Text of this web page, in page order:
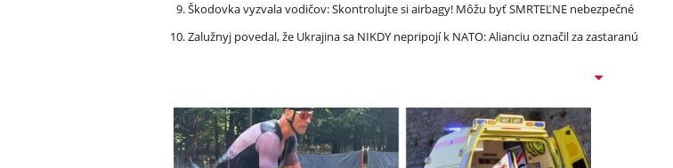
Škodovka vyzvala vodičov: Skontrolujte si airbagy! Môžu byť SMRTEĽNE nebezpečné
Zalužnyj povedal, že Ukrajina sa NIKDY nepripojí k NATO: Alianciu označil za zastaranú